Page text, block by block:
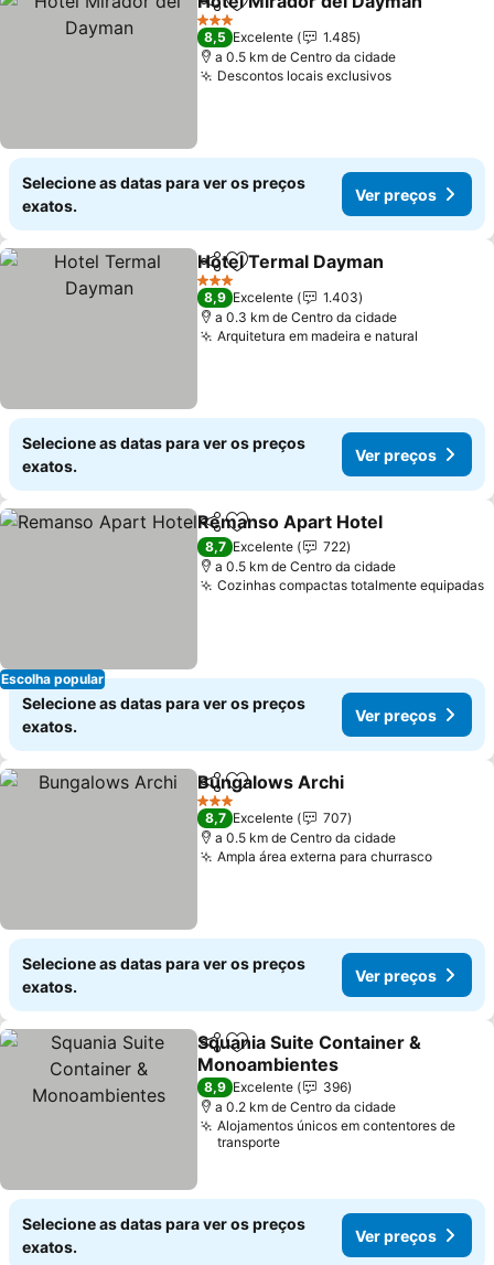
PartilharAdicionar aos favoritos
3 Estrelas
8,5 Excelente
1.485
a 0.5 km de Centro da cidade
Descontos locais exclusivos
Selecione as datas para ver os preços
exatos.
Ver preços
PartilharAdicionar aos favoritos
Hotel Termal Dayman
3 Estrelas
8,9 Excelente
1.403
a 0.3 km de Centro da cidade
Arquitetura em madeira e natural
Selecione as datas para ver os preços
exatos.
Ver preços
Escolha popular
PartilharAdicionar aos favoritos
Remanso Apart Hotel
8,7 Excelente
722
a 0.5 km de Centro da cidade
Cozinhas compactas totalmente equipadas
Selecione as datas para ver os preços
exatos.
Ver preços
PartilharAdicionar aos favoritos
Bungalows Archi
3 Estrelas
8,7 Excelente
707
a 0.5 km de Centro da cidade
Ampla área externa para churrasco
Selecione as datas para ver os preços
exatos.
Ver preços
PartilharAdicionar aos favoritos
Squania Suite Container &
Monoambientes
8,9 Excelente
396
a 0.2 km de Centro da cidade
Alojamentos únicos em contentores de
transporte
Selecione as datas para ver os preços
exatos.
Ver preços